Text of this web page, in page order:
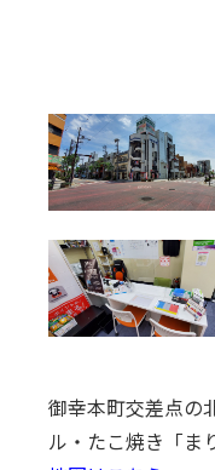
御幸本町交差点の
ル・たこ焼き「ま